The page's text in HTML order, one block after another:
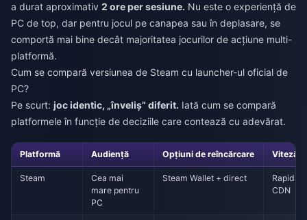
a durat aproximativ 2 ore per sesiune. Nu este o experiență de
PC de top, dar pentru jocul pe canapea sau în deplasare, se
comportă mai bine decât majoritatea jocurilor de acțiune multi-
platformă.
Cum se compară versiunea de Steam cu launcher-ul oficial de
PC?
Pe scurt: joc identic, „înveliș” diferit. Iată cum se compară
platformele în funcție de deciziile care contează cu adevărat.
Platformă Audiență Opțiuni de reîncărcare Viteză
Steam
Cea mai
mare pentru
PC
Steam Wallet + direct
Rapid
CDN